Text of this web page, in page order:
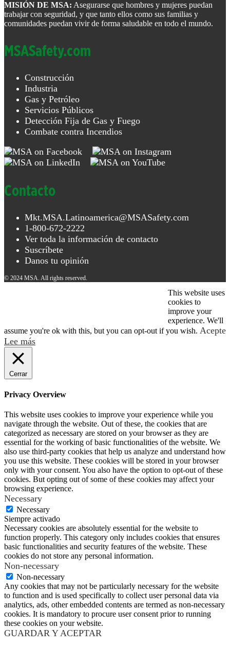
MISIÓN DE MSA: Asegurarse que hombres y mujeres puedan
trabajar con seguridad, y que tanto ellos como sus familias y
comunidades puedan vivir de forma saludable en todo el mundo.
MSASafety.com
Construcción
Industria
Gas y Petróleo
Servicios Públicos
Detección Fija de Gas y Fuego
Combate contra Incendios
Contacto
Mkt.MSA.Latinoamerica@MSASafety.com
1-800-672-2222
Ver toda la información de contacto
Suscríbete
Danos tu opinión
© 2024 MSA. All rights reserved.
This website uses
cookies to
improve your
experience. We'll
assume you're ok with this, but you can opt-out if you wish. Acepte
Lee más
Cerrar
Privacy Overview
This website uses cookies to improve your experience while you
navigate through the website. Out of these, the cookies that are
categorized as necessary are stored on your browser as they are
essential for the working of basic functionalities of the website. We
also use third-party cookies that help us analyze and understand how
you use this website. These cookies will be stored in your browser
only with your consent. You also have the option to opt-out of these
cookies. But opting out of some of these cookies may affect your
browsing experience.
Necessary
Necessary
Siempre activado
Necessary cookies are absolutely essential for the website to
function properly. This category only includes cookies that ensures
basic functionalities and security features of the website. These
cookies do not store any personal information.
Non-necessary
Non-necessary
Any cookies that may not be particularly necessary for the website
to function and is used specifically to collect user personal data via
analytics, ads, other embedded contents are termed as non-necessary
cookies. It is mandatory to procure user consent prior to running
these cookies on your website.
GUARDAR Y ACEPTAR